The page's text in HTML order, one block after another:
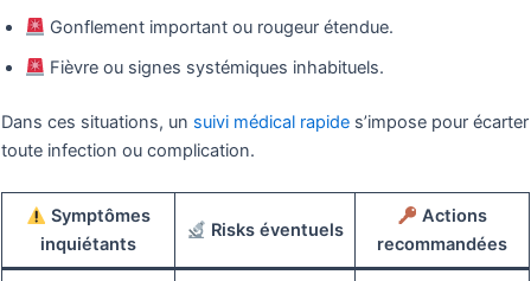
Gonflement important ou rougeur étendue.
Fièvre ou signes systémiques inhabituels.
Dans ces situations, un suivi médical rapide s’impose pour écarter
toute infection ou complication.
Symptômes
inquiétants
Risks éventuels
Actions
recommandées